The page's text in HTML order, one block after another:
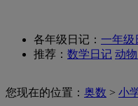
各年级日记： 一年级
推荐： 数学日记 动
您现在的位置： 奥数 > 小